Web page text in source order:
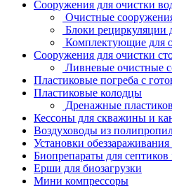
Сооружения для очистки
Очистные
Блоки
Комплектующие для
Сооружения для очистки
Ливневые
Пластиковые погреба с
Пластиковые колодцы
Дренажные
Кессоны для скважины и
Воздуховоды из
Установки
Биопрепараты для
Ерши для биозагрузки
Мини компрессоры